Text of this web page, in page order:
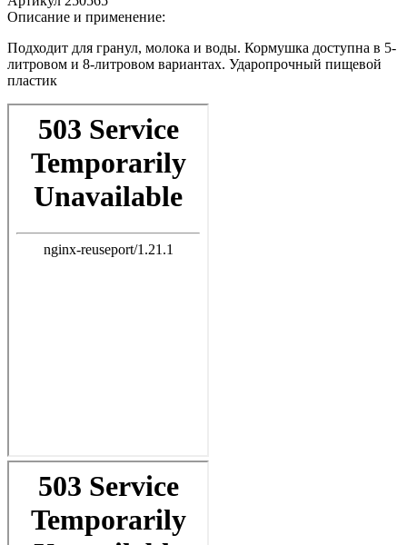
Описание и применение:
Подходит для гранул, молока и воды. Кормушка доступна в 5-
литровом и 8-литровом вариантах. Ударопрочный пищевой
пластик